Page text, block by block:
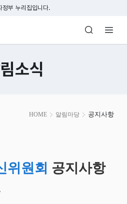
본문 바로가기
정부 누리집입니다.
원회 Korea Media
소식
HOME 알림마당 공지사항
위원회 공지사항